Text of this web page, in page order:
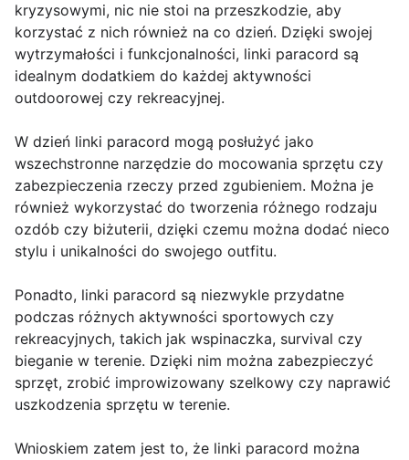
kryzysowymi, nic nie stoi na przeszkodzie, aby
korzystać z nich również na co dzień. Dzięki swojej
wytrzymałości i funkcjonalności, linki paracord są
idealnym dodatkiem do każdej aktywności
outdoorowej czy rekreacyjnej.
W dzień linki paracord mogą posłużyć jako
wszechstronne narzędzie do mocowania sprzętu czy
zabezpieczenia rzeczy przed zgubieniem. Można je
również wykorzystać do tworzenia różnego rodzaju
ozdób czy biżuterii, dzięki czemu można dodać nieco
stylu i unikalności do swojego outfitu.
Ponadto, linki paracord są niezwykle przydatne
podczas różnych aktywności sportowych czy
rekreacyjnych, takich jak wspinaczka, survival czy
bieganie w terenie. Dzięki nim można zabezpieczyć
sprzęt, zrobić improwizowany szelkowy czy naprawić
uszkodzenia sprzętu w terenie.
Wnioskiem zatem jest to, że linki paracord można